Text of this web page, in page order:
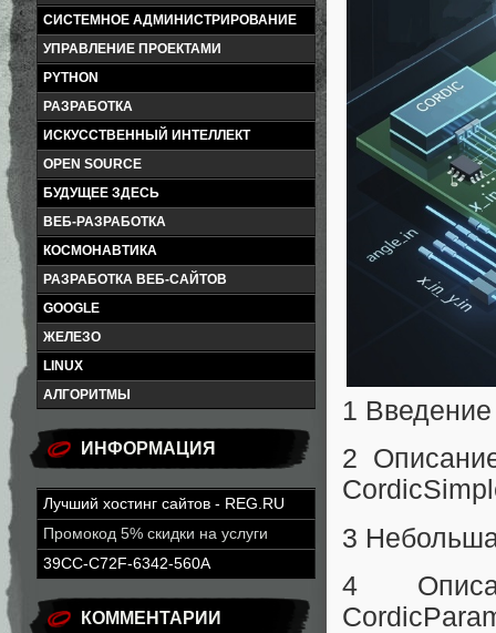
СИСТЕМНОЕ АДМИНИСТРИРОВАНИЕ
УПРАВЛЕНИЕ ПРОЕКТАМИ
PYTHON
РАЗРАБОТКА
ИСКУССТВЕННЫЙ ИНТЕЛЛЕКТ
OPEN SOURCE
БУДУЩЕЕ ЗДЕСЬ
ВЕБ-РАЗРАБОТКА
КОСМОНАВТИКА
РАЗРАБОТКА ВЕБ-САЙТОВ
GOOGLE
ЖЕЛЕЗО
LINUX
АЛГОРИТМЫ
ИНФОРМАЦИЯ
Лучший хостинг сайтов - REG.RU
Промокод 5% скидки на услуги
39CC-C72F-6342-560A
КОММЕНТАРИИ
1 Введение
2
3
4